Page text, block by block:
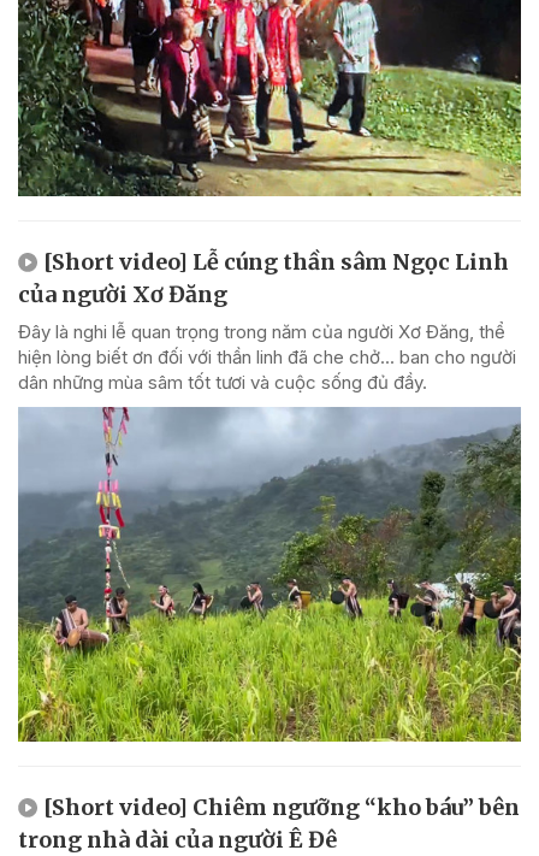
[Short video] Lễ cúng thần sâm Ngọc Linh
của người Xơ Đăng
Đây là nghi lễ quan trọng trong năm của người Xơ Đăng, thể
hiện lòng biết ơn đối với thần linh đã che chở... ban cho người
dân những mùa sâm tốt tươi và cuộc sống đủ đầy.
[Short video] Chiêm ngưỡng “kho báu” bên
trong nhà dài của người Ê Đê